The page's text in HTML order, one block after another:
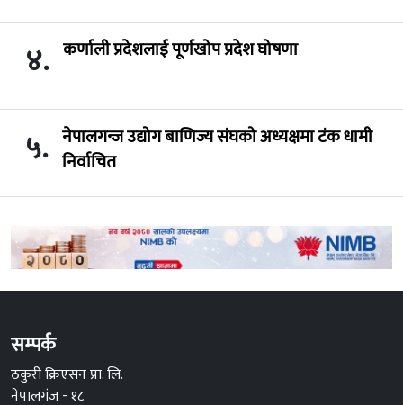
४. कर्णाली प्रदेशलाई पूर्णखोप प्रदेश घोषणा
५. नेपालगन्ज उद्योग बाणिज्य संघको अध्यक्षमा टंक धामी
निर्वाचित
सम्पर्क
ठकुरी क्रिएसन प्रा. लि.
नेपालगंज - १८